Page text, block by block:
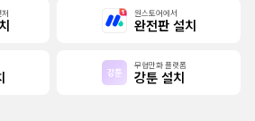
원스토어에서
완전판 설치
무협만화 플랫폼
강툰 설치